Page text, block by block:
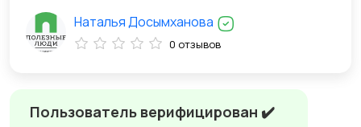
Пользователь верифицирован ✔️
Наталья Досымханова
0 отзывов